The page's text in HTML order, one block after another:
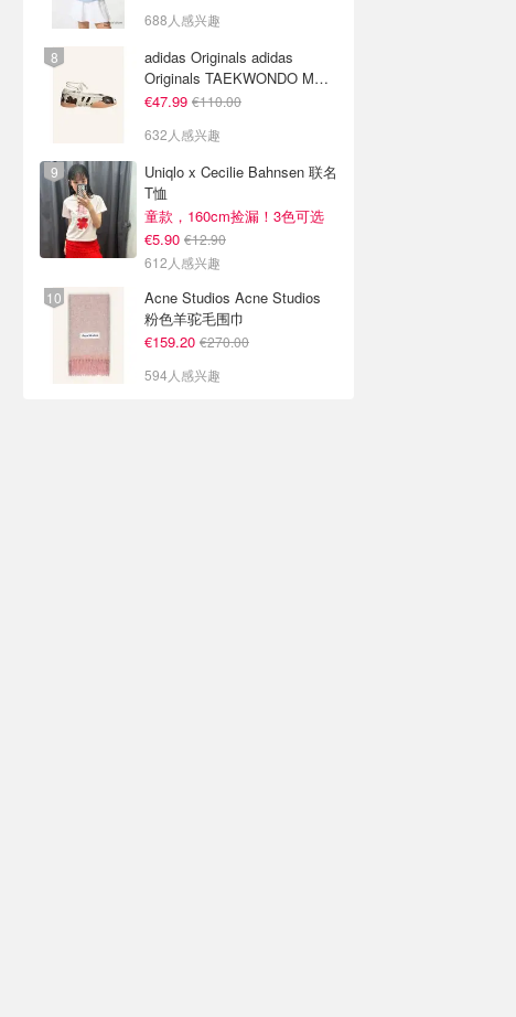
688人感兴趣
adidas Originals adidas
Originals TAEKWONDO MEI
芭蕾鞋 棕色米色
€47.99 €110.00
632人感兴趣
Uniqlo x Cecilie Bahnsen 联名
T恤
童款，160cm捡漏！3色可选
€5.90 €12.90
612人感兴趣
Acne Studios Acne Studios
粉色羊驼毛围巾
€159.20 €270.00
594人感兴趣